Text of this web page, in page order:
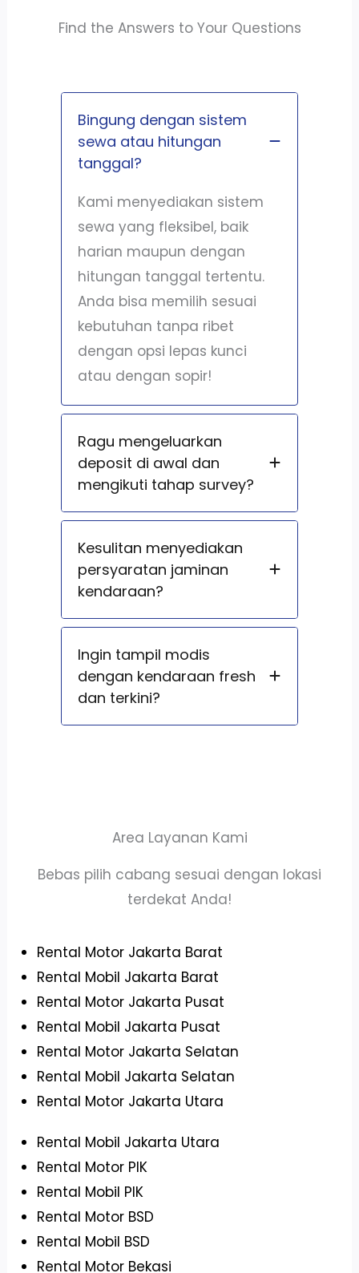
Find the Answers to Your Questions
Bingung dengan sistem
sewa atau hitungan
tanggal?
Kami menyediakan sistem
sewa yang fleksibel, baik
harian maupun dengan
hitungan tanggal tertentu.
Anda bisa memilih sesuai
kebutuhan tanpa ribet
dengan opsi lepas kunci
atau dengan sopir!
Ragu mengeluarkan
deposit di awal dan
mengikuti tahap survey?
Kesulitan menyediakan
persyaratan jaminan
kendaraan?
Ingin tampil modis
dengan kendaraan fresh
dan terkini?
Area Layanan Kami
Bebas pilih cabang sesuai dengan lokasi
terdekat Anda!
Rental Motor Jakarta Barat
Rental Mobil Jakarta Barat
Rental Motor Jakarta Pusat
Rental Mobil Jakarta Pusat
Rental Motor Jakarta Selatan
Rental Mobil Jakarta Selatan
Rental Motor Jakarta Utara
Rental Mobil Jakarta Utara
Rental Motor PIK
Rental Mobil PIK
Rental Motor BSD
Rental Mobil BSD
Rental Motor Bekasi